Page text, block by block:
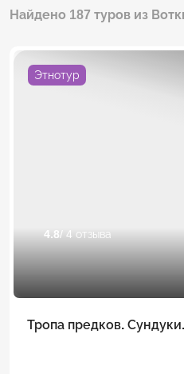
Найдено 187 туров из
Этнотур
4.8/ 4 отзыва
Тропа предков.